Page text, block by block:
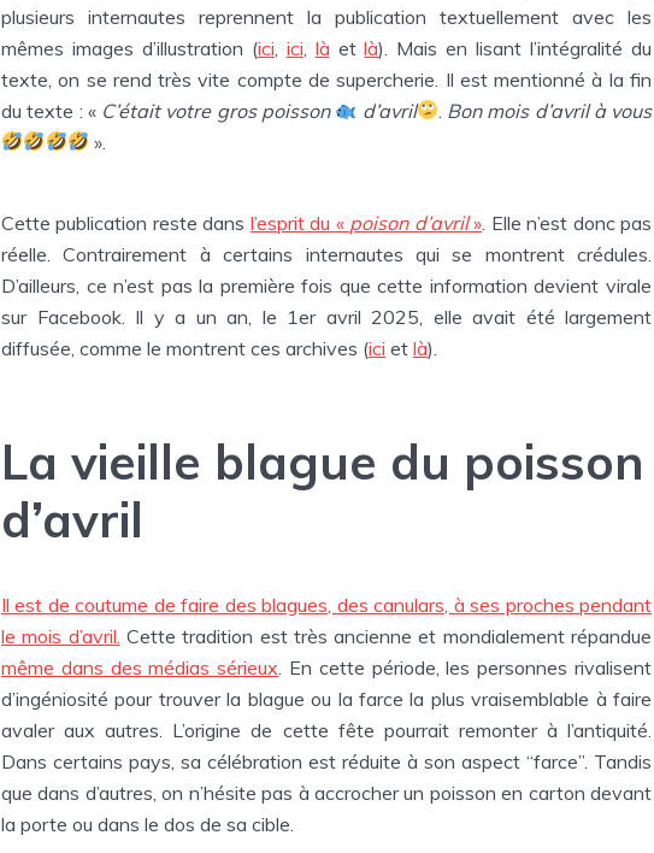
plusieurs internautes reprennent la publication textuellement avec les
mêmes images d’illustration (ici ici là etlà). Mais en lisant l’intégralité du
texte, on se rend très vite compte de supercherie. Il est mentionné à la fin
du texte : « C’était votre gros poisson d’avril
Bon mois d’avril à vous
».
Cette publication reste dans l’esprit du « poison d’avril» . Elle n’est donc pas
réelle. Contrairement à certains internautes qui se montrent crédules.
D’ailleurs, ce n’est pas la première fois que cette information devient virale
sur Facebook. Il y a un an, le 1er avril 2025, elle avait été largement
diffusée, comme le montrent ces archives (ici et là).
La vieille blague du poisson
d’avril
Il est de coutume de faire des blagues, des canulars, à ses proches pendant
le mois d’avril. Cette tradition est très ancienne et mondialement répandue
même dans des médias sérieux . En cette période, les personnes rivalisent
d’ingéniosité pour trouver la blague ou la farce la plus vraisemblable à faire
avaler aux autres. L’origine de cette fête pourrait remonter à l’antiquité.
Dans certains pays, sa célébration est réduite à son aspect “farce”. Tandis
que dans d’autres, on n’hésite pas à accrocher un poisson en carton devant
la porte ou dans le dos de sa cible.